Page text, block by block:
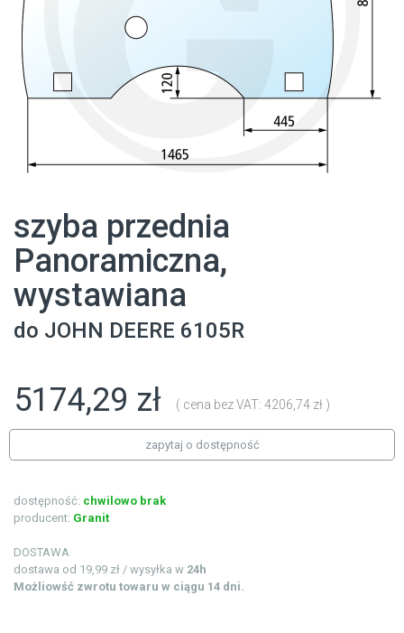
szyba przednia
Panoramiczna,
wystawiana
do JOHN DEERE 6105R
5174,29 zł ( cena bez VAT: 4206,74 zł )
zapytaj o dostępność
dostępność: chwilowo brak
producent: Granit
DOSTAWA
dostawa od 19,99 zł / wysyłka w 24h
Możliowść zwrotu towaru w ciągu 14 dni.